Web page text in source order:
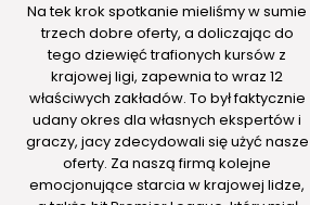
Na tek krok spotkanie mieliśmy w sumie
trzech dobre oferty, a doliczając do
tego dziewięć trafionych kursów z
krajowej ligi, zapewnia to wraz 12
właściwych zakładów. To był faktycznie
udany okres dla własnych ekspertów i
graczy, jacy zdecydowali się użyć nasze
oferty. Za naszą firmą kolejne
emocjonujące starcia w krajowej lidze,